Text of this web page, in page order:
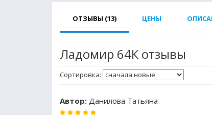
ОТЗЫВЫ (13) ЦЕНЫ
Ладомир 64К отзывы
Сортировка:
Автор: Данилова Татьяна